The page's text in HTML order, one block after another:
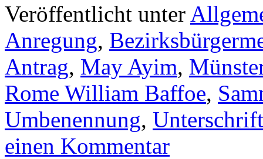
Veröffentlicht unter
Anregung,
Antrag, May Ayim,
Rome William Baffoe,
Umbenennung,
einen Kommentar